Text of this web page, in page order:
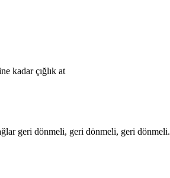
kadar çığlık at
geri dönmeli, geri dönmeli, geri dönmeli.